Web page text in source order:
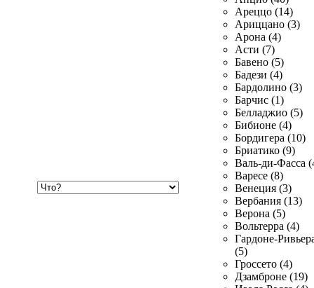
Ареццо (14)
Ариццано (3)
Арона (4)
Асти (7)
Бавено (5)
Бадези (4)
Бардолино (3)
Барчис (1)
Белладжио (5)
Бибионе (4)
Бордигера (10)
Бриатико (9)
Валь-ди-Фасса
Варесе (8)
Венеция (3)
Вербания (13)
Верона (5)
Вольтерра (4)
Гардоне-
(5)
Гроссето (4)
Дзамброне (19)